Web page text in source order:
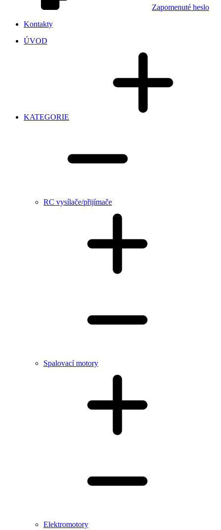
Zapomenuté heslo
Kontakty
ÚVOD
KATEGORIE
RC vysílače/přijímače
Spalovací motory
Elektromotory